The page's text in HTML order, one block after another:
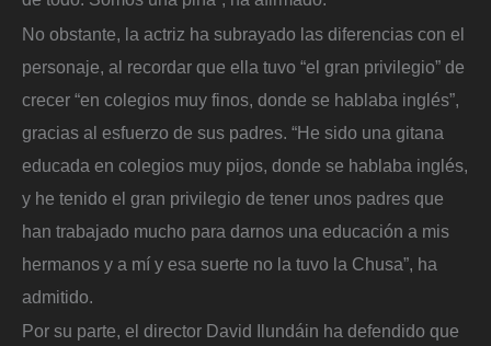
No obstante, la actriz ha subrayado las diferencias con el
personaje, al recordar que ella tuvo “el gran privilegio” de
crecer “en colegios muy finos, donde se hablaba inglés”,
gracias al esfuerzo de sus padres. “He sido una gitana
educada en colegios muy pijos, donde se hablaba inglés,
y he tenido el gran privilegio de tener unos padres que
han trabajado mucho para darnos una educación a mis
hermanos y a mí y esa suerte no la tuvo la Chusa”, ha
admitido.
Por su parte, el director David Ilundáin ha defendido que